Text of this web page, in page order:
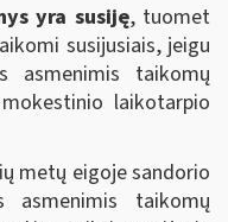
yra susiję, tuomet
susijusiais, jeigu
asmenimis taikomų
laikotarpio
metų eigoje sandorio
asmenimis taikomų